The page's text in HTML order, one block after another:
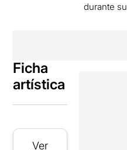
durante su
Ficha
artística
Ver